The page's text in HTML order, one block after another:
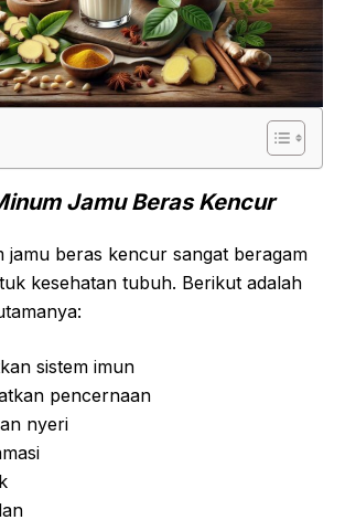
Jamu Beras Kencur
jamu beras kencur sangat beragam
kesehatan tubuh. Berikut adalah
sistem imun
pencernaan
nyeri